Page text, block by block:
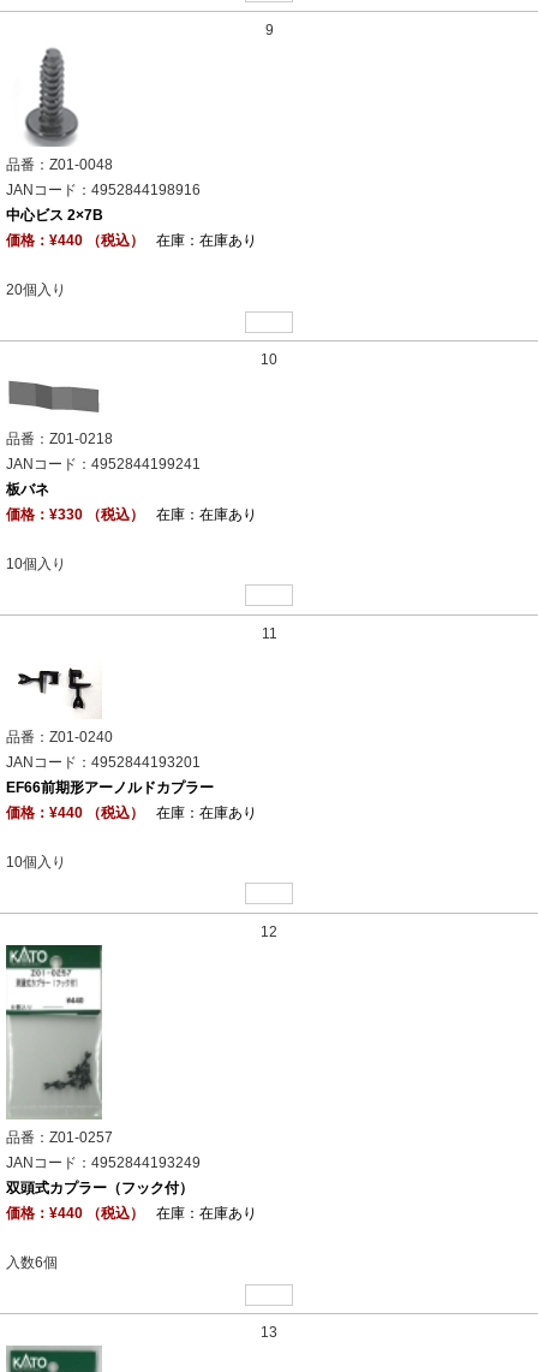
9
品番：Z01-0048
JANコード：4952844198916
中心ビス 2×7B
価格：¥440 （税込）
在庫：在庫あり
20個入り
10
品番：Z01-0218
JANコード：4952844199241
板バネ
価格：¥330 （税込）
在庫：在庫あり
10個入り
11
品番：Z01-0240
JANコード：4952844193201
EF66前期形アーノルドカプラー
価格：¥440 （税込）
在庫：在庫あり
10個入り
12
品番：Z01-0257
JANコード：4952844193249
双頭式カプラー（フック付）
価格：¥440 （税込）
在庫：在庫あり
入数6個
13